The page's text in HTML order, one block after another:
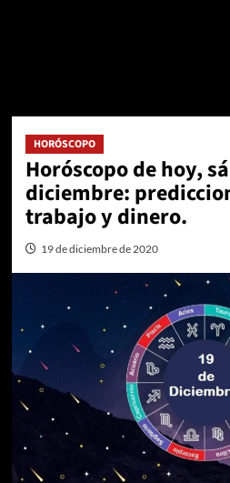
HORÓSCOPO
Horóscopo de hoy,
diciembre:
trabajo y dinero.
19 de diciembre de 2020